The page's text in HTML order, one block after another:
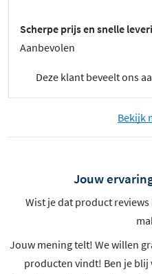
Scherpe prijs en snelle
Aanbevolen
Deze klant beveelt ons
Bekijk
Jouw
Wist je dat product
Jouw mening telt! We willen
producten vindt! Ben je